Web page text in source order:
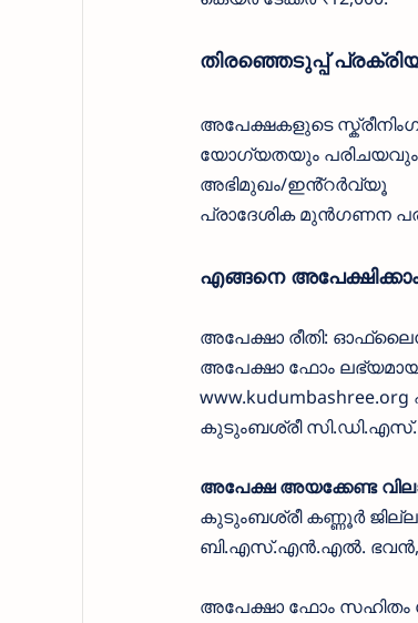
തിരഞ്ഞെടുപ്പ് പ്രക്രിയ
അപേക്ഷകളുടെ
യോഗ്യതയും പരിചയവും
അഭിമുഖം/ഇൻ്റർവ്യൂ
പ്രാദേശിക മുൻഗണന
എങ്ങനെ
അപേക്ഷാ രീതി: ഓഫ്ലൈൻ
അപേക്ഷാ ഫോം
കുടുംബശ്രീ
അപേക്ഷ അയക്കേണ്ട
കുടുംബശ്രീ കണ്ണൂർ
ബി.എസ്.എൻ.എൽ. ഭവൻ,
അപേക്ഷാ ഫോം സഹിതം